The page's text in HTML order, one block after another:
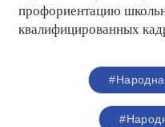
профориентацию
квалифицированных